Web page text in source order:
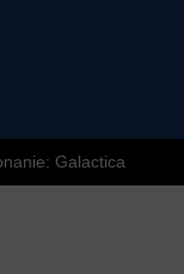
Galactica